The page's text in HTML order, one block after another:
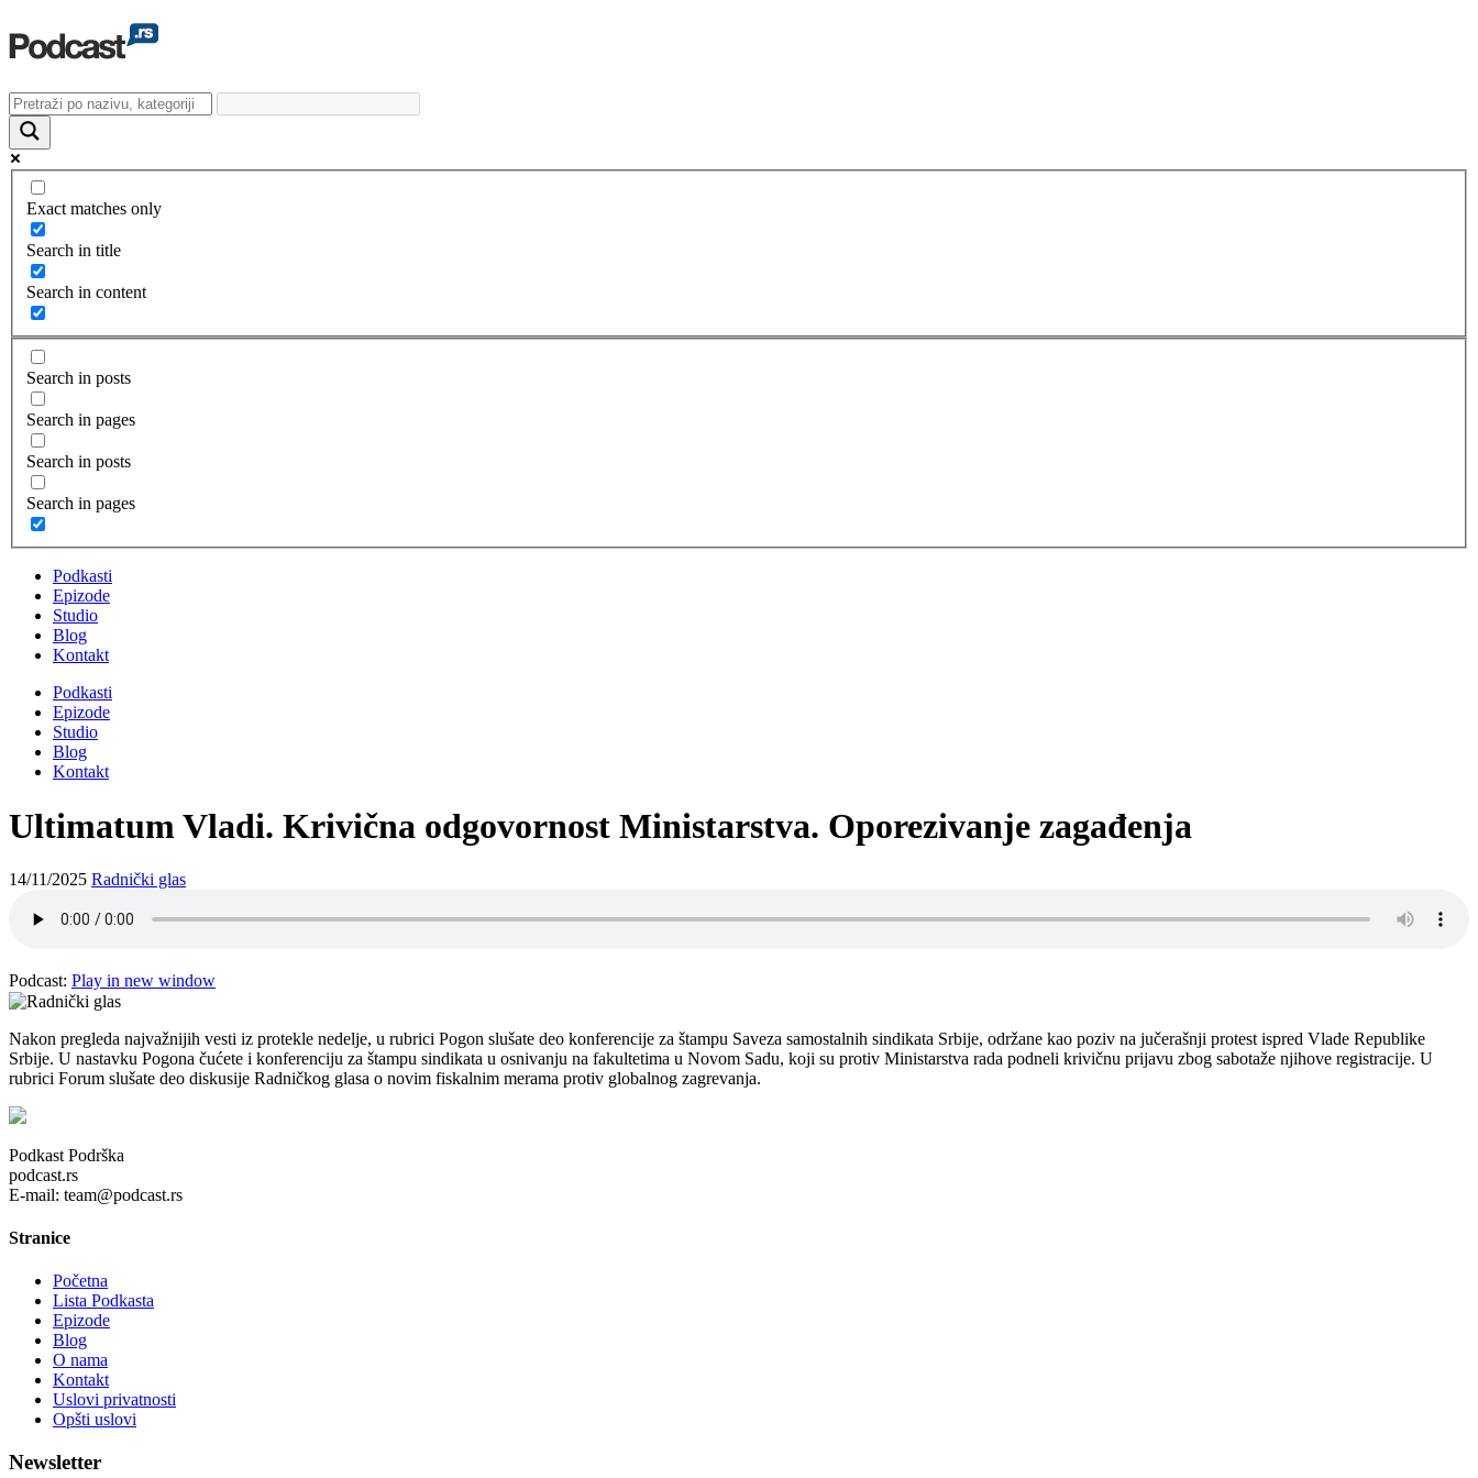
Exact matches only
Search in title
Search in content
Search in posts
Search in pages
Search in posts
Search in pages
Podkasti
Epizode
Studio
Blog
Kontakt
Podkasti
Epizode
Studio
Blog
Kontakt
Ultimatum Vladi. Krivična odgovornost Ministarstva. Oporezivanje zagađenja
14/11/2025 Radnički glas
Podcast: Play in new window
Nakon pregleda najvažnijih vesti iz protekle nedelje, u rubrici Pogon slušate deo konferencije za štampu Saveza samostalnih sindikata Srbije, održane kao poziv na jučerašnji protest ispred Vlade Republike
Srbije. U nastavku Pogona čućete i konferenciju za štampu sindikata u osnivanju na fakultetima u Novom Sadu, koji su protiv Ministarstva rada podneli krivičnu prijavu zbog sabotaže njihove registracije. U
rubrici Forum slušate deo diskusije Radničkog glasa o novim fiskalnim merama protiv globalnog zagrevanja.
Podkast Podrška
podcast.rs
E-mail: team@podcast.rs
Stranice
Početna
Lista Podkasta
Epizode
Blog
O nama
Kontakt
Uslovi privatnosti
Opšti uslovi
Newsletter